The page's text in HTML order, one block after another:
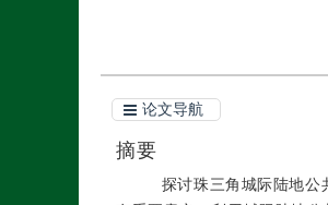
论文导航
摘要
探讨珠三角城际陆地公